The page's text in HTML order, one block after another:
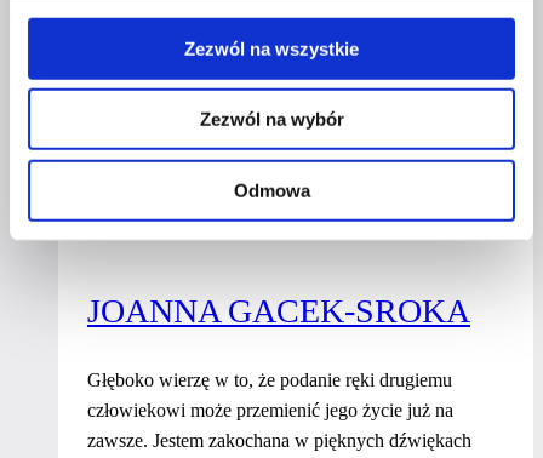
Zezwól na wszystkie
Zezwól na wybór
Odmowa
wrażliwość i energię. Pomagam klientom wydobyć
ich mocne strony, budować autentyczny wizerunek i
Yana
Vydavska
JOANNA GACEK-SROKA
Głęboko wierzę w to, że podanie ręki drugiemu
człowiekowi może przemienić jego życie już na
zawsze. Jestem zakochana w pięknych dźwiękach